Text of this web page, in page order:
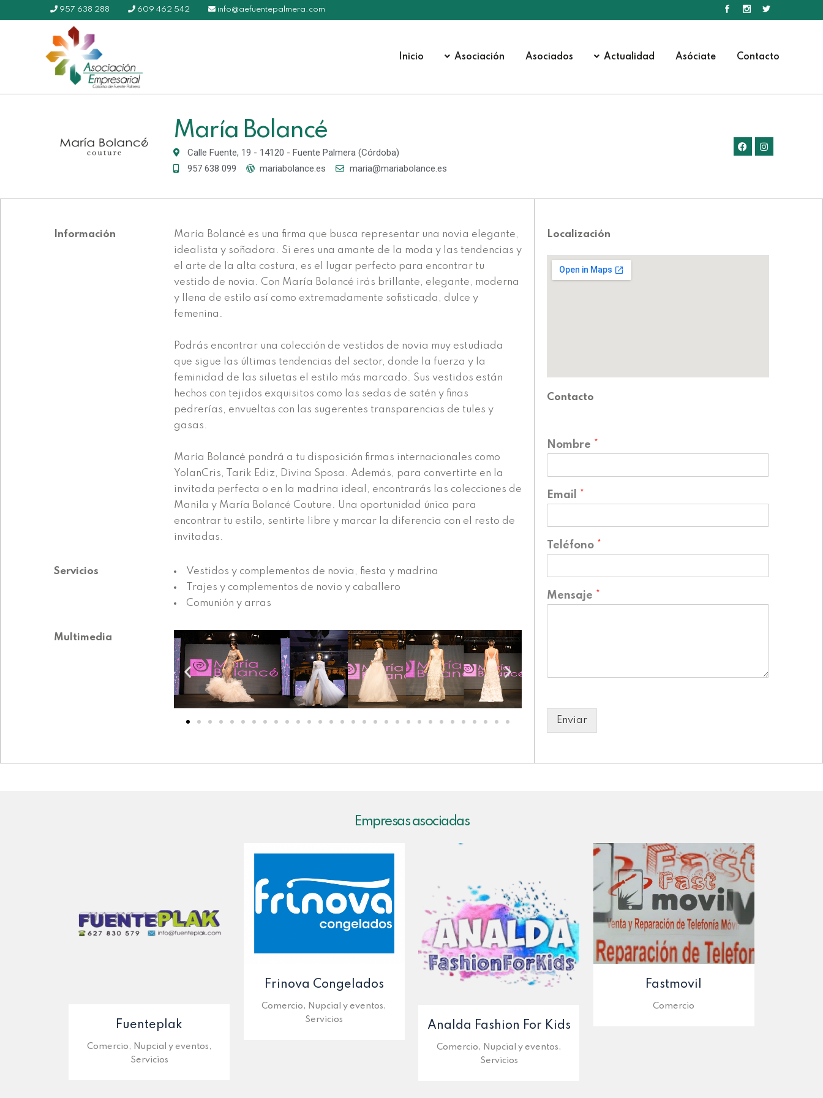
957 638 288 609 462 542 info@aefuentepalmera.com
Inicio Asociación Asociados Actualidad Asóciate Contacto
María Bolancé
Calle Fuente, 19 - 14120 - Fuente Palmera (Córdoba)
957 638 099
mariabolance.es maria@mariabolance.es
Información
María Bolancé es una firma que busca representar una novia elegante,
idealista y soñadora. Si eres una amante de la moda y las tendencias y
el arte de la alta costura, es el lugar perfecto para encontrar tu
vestido de novia. Con María Bolancé irás brillante, elegante, moderna
y llena de estilo así como extremadamente sofisticada, dulce y
femenina.
Podrás encontrar una colección de vestidos de novia muy estudiada
que sigue las últimas tendencias del sector, donde la fuerza y la
feminidad de las siluetas el estilo más marcado. Sus vestidos están
hechos con tejidos exquisitos como las sedas de satén y finas
pedrerías, envueltas con las sugerentes transparencias de tules y
gasas.
María Bolancé pondrá a tu disposición firmas internacionales como
YolanCris, Tarik Ediz, Divina Sposa. Además, para convertirte en la
invitada perfecta o en la madrina ideal, encontrarás las colecciones de
Manila y María Bolancé Couture. Una oportunidad única para
encontrar tu estilo, sentirte libre y marcar la diferencia con el resto de
invitadas.
Servicios
Vestidos y complementos de novia, fiesta y madrina
Trajes y complementos de novio y caballero
Comunión y arras
Multimedia
Localización
Contacto
Nombre *
Email *
Teléfono *
Mensaje *
Enviar
Empresas asociadas
Fuenteplak
Comercio, Nupcial y eventos,
Servicios
Frinova Congelados
Comercio, Nupcial y eventos,
Servicios
Analda Fashion For Kids
Comercio, Nupcial y eventos,
Servicios
Fastmovil
Comercio